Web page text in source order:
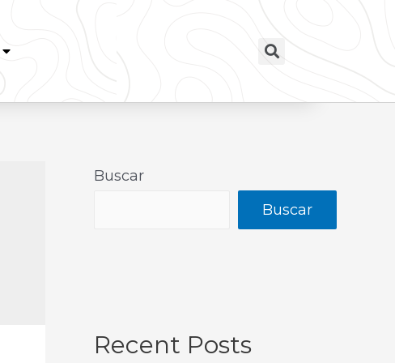
Buscar
Buscar
Recent Posts